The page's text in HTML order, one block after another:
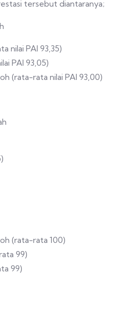
tersebut diantaranya;
nilai PAI 93,35)
PAI 93,05)
(rata-rata nilai PAI 93,00)
(rata-rata 100)
99)
99)